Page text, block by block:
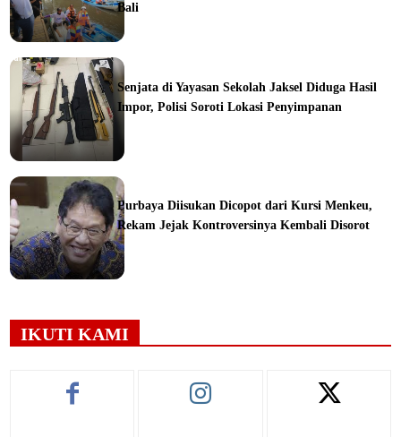
Bali
Senjata di Yayasan Sekolah Jaksel Diduga Hasil
Impor, Polisi Soroti Lokasi Penyimpanan
Purbaya Diisukan Dicopot dari Kursi Menkeu,
Rekam Jejak Kontroversinya Kembali Disorot
IKUTI KAMI